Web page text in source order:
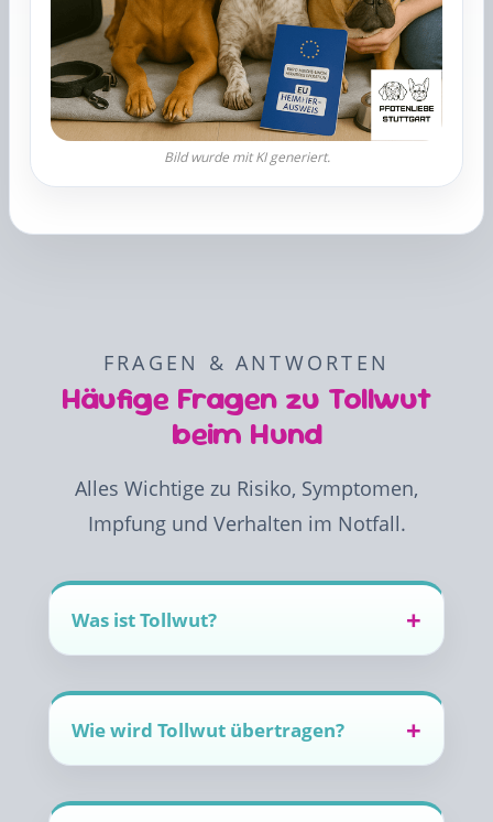
FRAGEN & ANTWORTEN
Häufige Fragen zu Tollwut
beim Hund
Alles Wichtige zu Risiko, Symptomen,
Impfung und Verhalten im Notfall.
Was ist Tollwut?
Wie wird Tollwut übertragen?